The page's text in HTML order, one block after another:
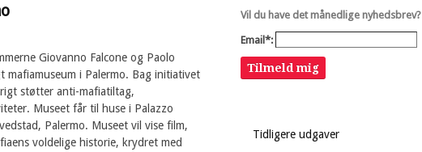
Giovanno Falcone og Paolo
mafiamuseum i Palermo. Bag initiativet
støtter anti-mafiatiltag,
Museet får til huse i Palazzo
Palermo. Museet vil vise film,
voldelige historie, krydret med
Vil du have det månedlige nyhedsbrev?
Email*:
Tilmeld mig
Tidligere udgaver